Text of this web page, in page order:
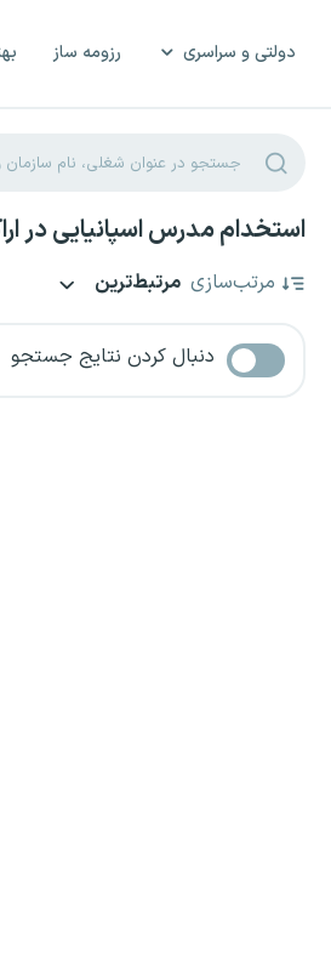
دولتی و سراسری رزومه ساز
استخدام مدرس اسپانیایی در
مرتب‌سازی مرتبط‌ترین
دنبال کردن نتایج جستجو